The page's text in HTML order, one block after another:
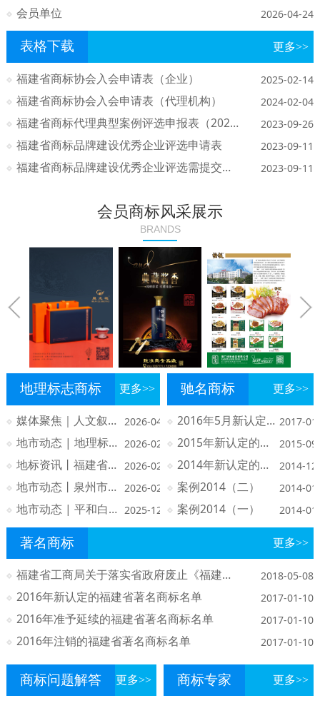
会员单位 2026-04-24
表格下载 更多>>
福建省商标协会入会申请表（企业） 2025-02-14
福建省商标协会入会申请表（代理机构） 2024-02-04
福建省商标代理典型案例评选申报表（2021—2023） 2023-09-26
福建省商标品牌建设优秀企业评选申请表 2023-09-11
福建省商标品牌建设优秀企业评选需提交的材料清单 2023-09-11
会员商标风采展示
BRANDS
地理标志商标 更多>>
媒体聚焦｜人文叙事，打开地标产品的价值之门 2026-04-17
地市动态 | 地理标志助力“泉州尾牙暖心宴”，以美食之名诠释感恩与守护 2026-02-10
地标资讯丨福建省地理标志保护宣贯展示活动在泉州成功举办 2026-02-10
地市动态丨泉州市地理标志产品展览推介暨地理标志行政保护典型案例（第一批）经验交流活动成功举办 2026-02-05
地市动态 | 平和白芽奇兰地理标志推广活动圆满落幕 2025-12-10
驰名商标 更多>>
2016年5月新认定的驰名商标 2017-
2015年新认定的驰名商标名单 2015-
2014年新认定的驰名商标名单 2014-
案例2014（二） 2014-
案例2014（一） 2014-
著名商标 更多>>
福建省工商局关于落实省政府废止《福建省著名商标认定、管理和保护办法》决定有关事项的通知 2018-05-08
2016年新认定的福建省著名商标名单 2017-01-10
2016年准予延续的福建省著名商标名单 2017-01-10
2016年注销的福建省著名商标名单 2017-01-10
商标问题解答 更多>> 商标专家 更多>>